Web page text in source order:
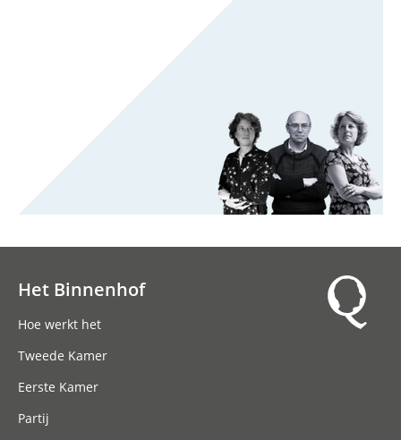
Het Binnenhof
Hoe werkt het
Tweede Kamer
Eerste Kamer
Partij